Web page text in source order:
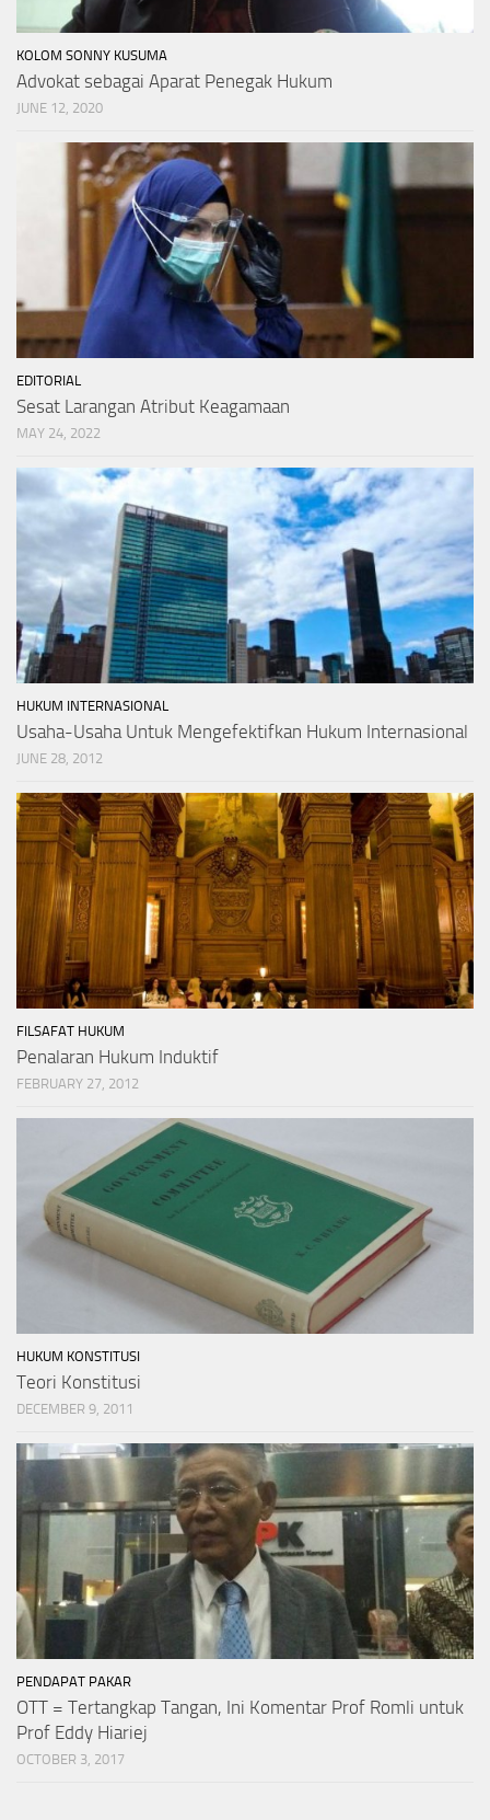
KOLOM SONNY KUSUMA
Advokat sebagai Aparat Penegak Hukum
JUNE 12, 2020
EDITORIAL
Sesat Larangan Atribut Keagamaan
MAY 24, 2022
HUKUM INTERNASIONAL
Usaha-Usaha Untuk Mengefektifkan Hukum Internasional
JUNE 28, 2012
FILSAFAT HUKUM
Penalaran Hukum Induktif
FEBRUARY 27, 2012
HUKUM KONSTITUSI
Teori Konstitusi
DECEMBER 9, 2011
PENDAPAT PAKAR
OTT = Tertangkap Tangan, Ini Komentar Prof Romli untuk
Prof Eddy Hiariej
OCTOBER 3, 2017